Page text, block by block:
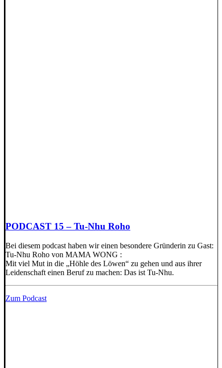
PODCAST 15 – Tu-Nhu Roho
Bei diesem podcast haben wir einen besondere Gründerin zu Gast:
Tu-Nhu Roho von MAMA WONG :
Mit viel Mut in die „Höhle des Löwen“ zu gehen und aus ihrer
Leidenschaft einen Beruf zu machen: Das ist Tu-Nhu.
Zum Podcast